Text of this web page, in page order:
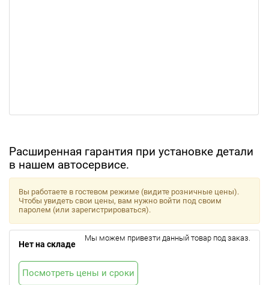
Расширенная гарантия при установке детали
в нашем автосервисе.
Вы работаете в гостевом режиме (видите розничные цены).
Чтобы увидеть свои цены, вам нужно войти под своим
паролем (или зарегистрироваться).
Нет на складе
Мы можем привезти данный товар под заказ.
Посмотреть цены и сроки